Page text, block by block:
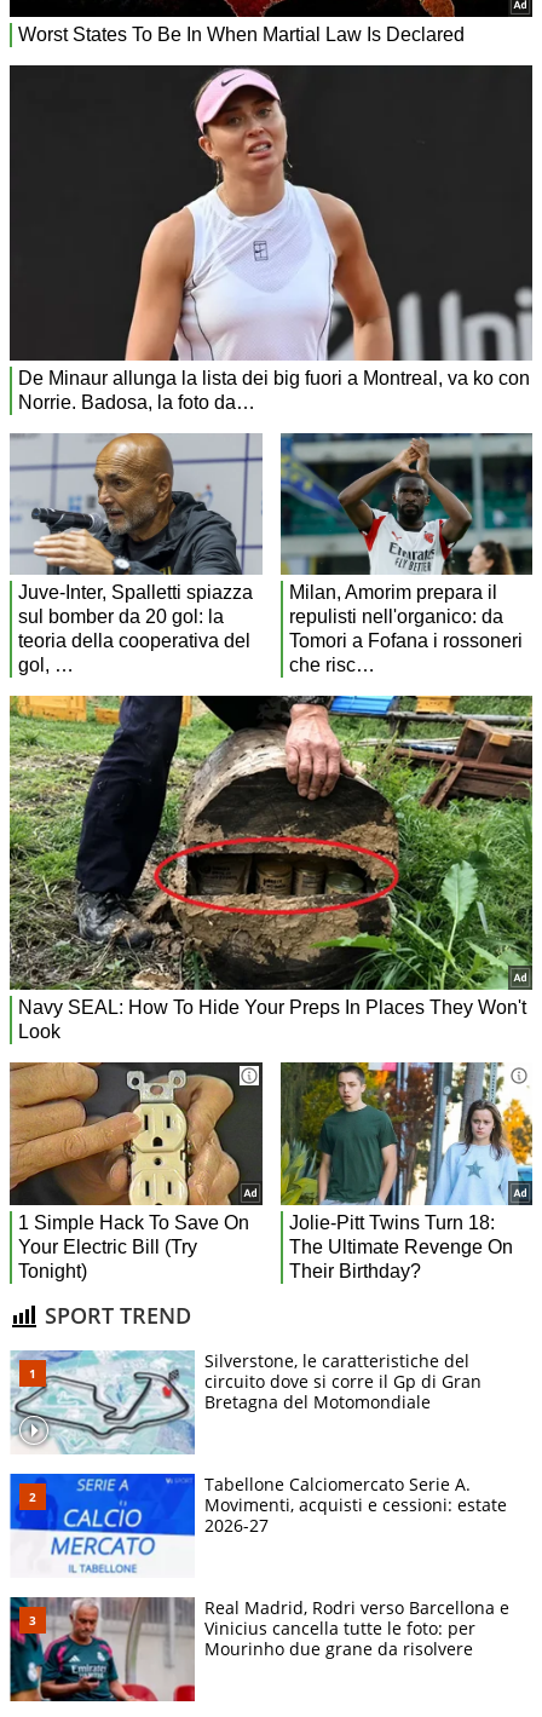
SPORT TREND
Silverstone, le caratteristiche del
circuito dove si corre il Gp di Gran
Bretagna del Motomondiale
Tabellone Calciomercato Serie A.
Movimenti, acquisti e cessioni: estate
2026-27
Real Madrid, Rodri verso Barcellona e
Vinicius cancella tutte le foto: per
Mourinho due grane da risolvere